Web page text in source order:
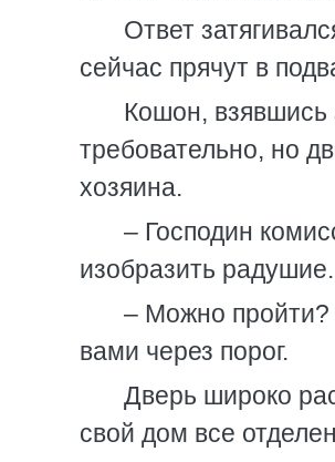
Ответ
сейчас прячут в
Кошон, взявшись
требовательно, но
хозяина.
– Господин
изобразить радушие.
– Можно пройти?
вами через порог.
Дверь широко
свой дом все